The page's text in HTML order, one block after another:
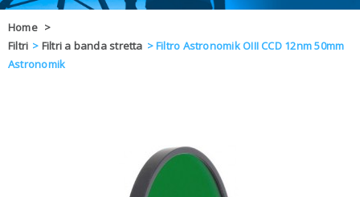
OFFERTE
BLOG
GLI ORDINI SARANNO EVASI
Home >
Filtri > Filtri a banda stretta >Filtro Astronomik OIII CCD 12nm 50mm
Astronomik